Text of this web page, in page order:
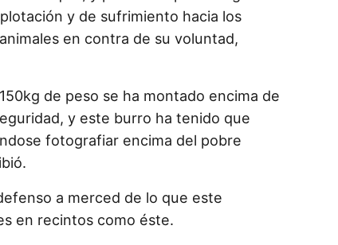
y de sufrimiento hacia los
en contra de su voluntad,
de peso se ha montado encima de
y este burro ha tenido que
fotografiar encima del pobre
a merced de lo que este
en recintos como éste.